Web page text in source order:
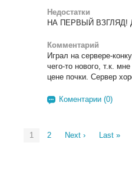
Недостатки
НА ПЕРВЫЙ ВЗГЛЯД!
Комментарий
Играл на сервере-
чего-то нового, т.к.
цене почки. Сервер
Коментарии (0)
1 2 Next › Last »